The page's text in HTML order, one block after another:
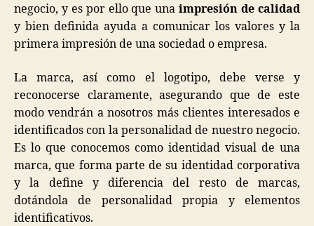
negocio, y es por ello que unaimpresión de calidad
y bien definida ayuda a comunicar los valores y la
primera impresión de una sociedad o empresa.
La marca, así como el logotipo, debe verse y
reconocerse claramente, asegurando que de este
modo vendrán a nosotros más clientes interesados e
identificados con la personalidad de nuestro negocio.
Es lo que conocemos como identidad visual de una
marca, que forma parte de su identidad corporativa
y la define y diferencia del resto de marcas,
dotándola de personalidad propia y elementos
identificativos.